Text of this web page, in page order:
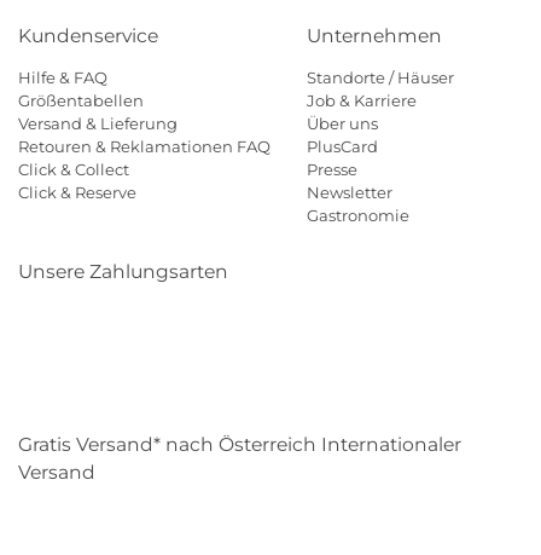
Kundenservice
Hilfe & FAQ
Größentabellen
Versand & Lieferung
Retouren & Reklamationen FAQ
Click & Collect
Click & Reserve
Unternehmen
Standorte / Häuser
Job & Karriere
Über uns
PlusCard
Presse
Newsletter
Gastronomie
Unsere Zahlungsarten
Gratis Versand* nach Österreich Internationaler
Versand